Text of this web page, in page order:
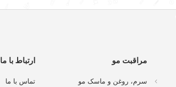
مراقبت مو
سرم، روغن و ماسک مو
ارتباط با ما
تماس با ما